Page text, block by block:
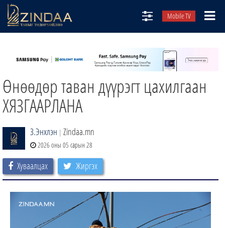
Mobile TV
ТВ8
ӨГЛӨӨНИЙ СОНИН
АУДИО ЗОХИОЛ
Өнөөдөр таван дүүрэгт цахилгаан
ХЯЗГААРЛАНА
З.Энхлэн | Zindaa.mn
2026 оны 05 сарын 28
Хуваалцах Жиргэх